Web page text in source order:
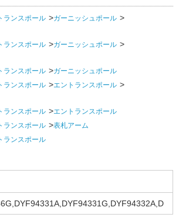
ランスポール
ガーニッシュポール
ランスポール
ガーニッシュポール
ランスポール
ガーニッシュポール
ランスポール
エントランスポール
ランスポール
エントランスポール
ランスポール
表札アーム
ランスポール